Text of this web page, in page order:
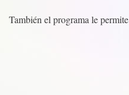
También el programa le